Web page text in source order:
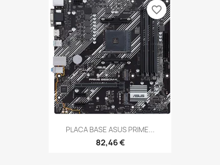
PLACA BASE ASUS PRIME...
82,46 €
favorite_border